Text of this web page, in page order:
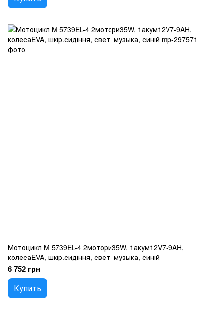
Мотоцикл M 5739EL-4 2мотори35W, 1акум12V7-9AH,
колесаEVA, шкір.сидіння, свет, музыка, синій
6 752 грн
Купить